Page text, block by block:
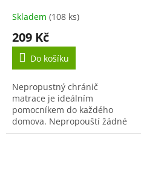
Skladem (108 ks)
209 Kč
Do košíku
Nepropustný chránič
matrace je ideálním
pomocníkem do každého
domova. Nepropouští žádné
tekutiny a zároveň je velmi